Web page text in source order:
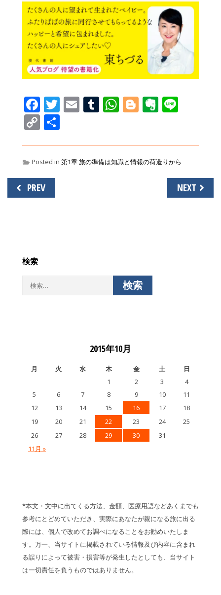
Facebook
Twitter
EmailTumblr
WhatsApp
Blogger
Copy
Posted in 第1章 旅の準備は知識と情報の荷造りから
投
稿
PREV NEXT
検索
2015年10月
月 火 水 木 金 土
日
1
2 3
4
5
6 7 8 9 10
11
12
13 14 15 16 17
18
19
20 21 22 23 24
25
26
27 28 29 30
31
11月 »
*本文・文中に出てくる方法、金額、医療用語などあくまでも
参考にとどめていただき、実際にあなたが親になる旅に出る
際には、個人で改めてお調べになることをお勧めいたしま
す。万一、当サイトに掲載されている情報及び内容に含まれ
る誤りによって被害・損害等が発生したとしても、当サイト
は一切責任を負うものではありません。